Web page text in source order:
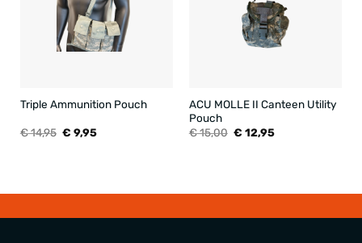
Triple Ammunition Pouch
€14,95 Oorspronkelijke
€ 9,95Huidige
ACU MOLLE II Canteen Utility
Pouch
€15,00 Oorspronkelijke
€ 12,95Huidige